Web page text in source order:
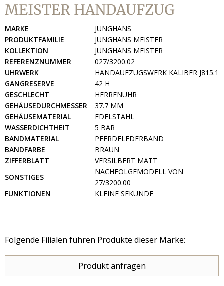
MEISTER HANDAUFZUG
MARKE
JUNGHANS
PRODUKTFAMILIE
JUNGHANS MEISTER
KOLLEKTION
JUNGHANS MEISTER
REFERENZNUMMER
027/3200.02
UHRWERK
HANDAUFZUGSWERK KALIBER J815.1
GANGRESERVE
42 H
GESCHLECHT
HERRENUHR
GEHÄUSEDURCHMESSER
37.7 MM
GEHÄUSEMATERIAL
EDELSTAHL
WASSERDICHTHEIT
5 BAR
BANDMATERIAL
PFERDELEDERBAND
BANDFARBE
BRAUN
ZIFFERBLATT
VERSILBERT MATT
SONSTIGES
NACHFOLGEMODELL VON
27/3200.00
FUNKTIONEN
KLEINE SEKUNDE
Folgende Filialen führen Produkte dieser Marke:
Produkt anfragen